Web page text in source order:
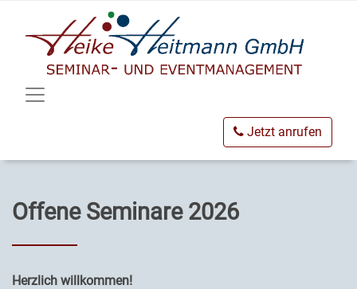
Jetzt anrufen
Offene Seminare 2026
Herzlich willkommen!